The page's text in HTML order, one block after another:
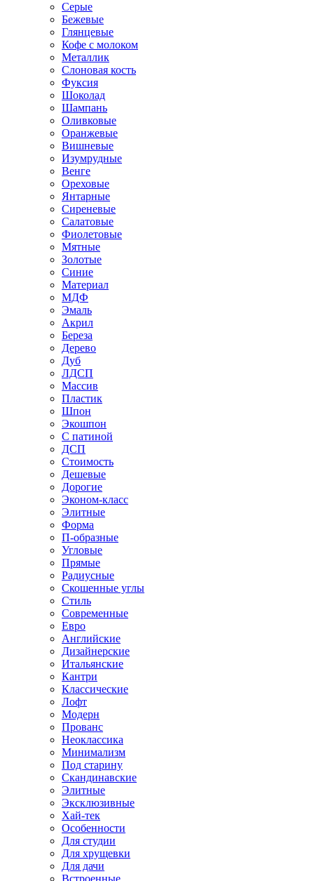
Серые
Бежевые
Глянцевые
Кофе с молоком
Металлик
Слоновая кость
Фуксия
Шоколад
Шампань
Оливковые
Оранжевые
Вишневые
Изумрудные
Венге
Ореховые
Янтарные
Сиреневые
Салатовые
Фиолетовые
Мятные
Золотые
Синие
Материал
МДФ
Эмаль
Акрил
Береза
Дерево
Дуб
ЛДСП
Массив
Пластик
Шпон
Экошпон
С патиной
ДСП
Стоимость
Дешевые
Дорогие
Эконом-класс
Элитные
Форма
П-образные
Угловые
Прямые
Радиусные
Скошенные углы
Стиль
Современные
Евро
Английские
Дизайнерские
Итальянские
Кантри
Классические
Лофт
Модерн
Прованс
Неоклассика
Минимализм
Под старину
Скандинавские
Элитные
Эксклюзивные
Хай-тек
Особенности
Для студии
Для хрущевки
Для дачи
Встроенные